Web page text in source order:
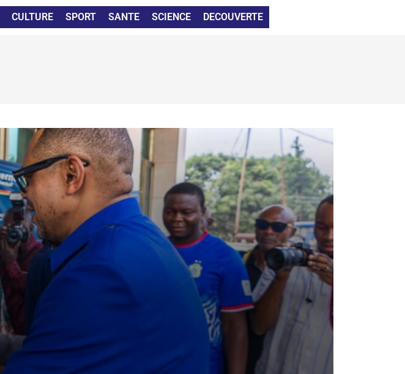
CULTURE SPORT SANTE SCIENCE DECOUVERTE